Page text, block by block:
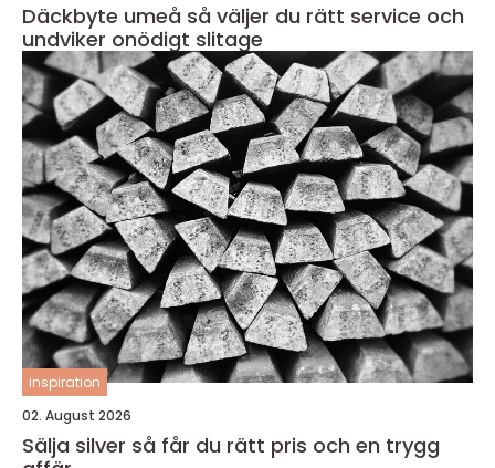
Däckbyte umeå så väljer du rätt service och
undviker onödigt slitage
inspiration
02. August 2026
Sälja silver så får du rätt pris och en trygg